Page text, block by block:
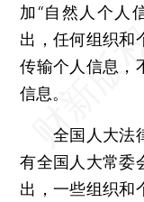
加“自然人个人
出，任何组织和
传输个人信息，
信息。
全国人大法律
有全国人大常委
出，一些组织和